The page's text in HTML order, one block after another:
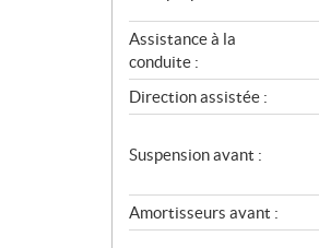
Assistance à la
conduite :
Direction assistée :
Suspension avant :
Amortisseurs avant :